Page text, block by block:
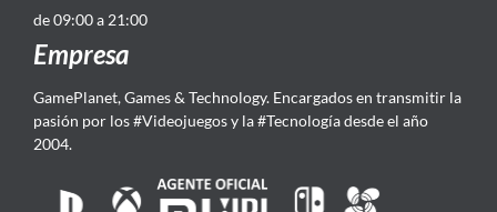
de 09:00 a 21:00
Empresa
GamePlanet, Games & Technology. Encargados en transmitir la
pasión por los #Videojuegos y la #Tecnología desde el año
2004.